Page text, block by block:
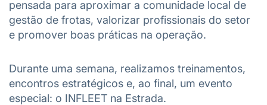
pensada para aproximar a comunidade local de
gestão de frotas, valorizar profissionais do setor
e promover boas práticas na operação.
Durante uma semana, realizamos treinamentos,
encontros estratégicos e, ao final, um evento
especial: o INFLEET na Estrada.